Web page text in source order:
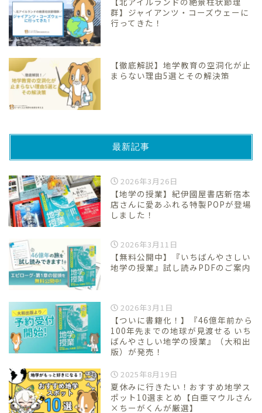
群】ジャイアンツ・コーズウェーに
行ってきた！
【徹底解説】地学教育の空洞化が止
まらない理由5選とその解決策
最新記事
2026年3月26日
【地学の授業】紀伊國屋書店新宿本
店さんに愛あふれる特製POPが登場
しました！
2026年3月11日
【無料公開中】『いちばんやさしい
地学の授業』試し読みPDFのご案内
2026年3月1日
【ついに書籍化！】『46億年前から
100年先までの地球が見渡せる いち
ばんやさしい地学の授業』（大和出
版）が発売！
2025年8月19日
夏休みに行きたい！おすすめ地学ス
ポット10選まとめ【白亜マウルさん
×ちーがくんが厳選】